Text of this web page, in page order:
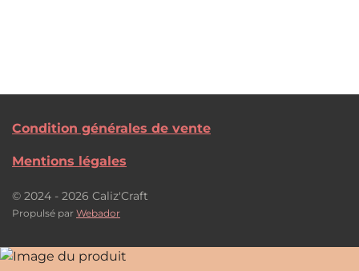
Condition générales de vente
Mentions légales
© 2024 - 2026 Caliz'Craft
Propulsé par Webador